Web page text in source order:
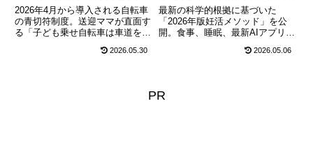
金
2026年4月から導入される自転車
の青切符制度。送迎ママが直面す
る「子ども乗せ自転車は車道を走
児同乗時の歩道走行の特例ルール
2026.05.30
新ルール
最新の科学的根拠に基づいた
「2026年版妊活メソッド」を公
開。食事、睡眠、最新AIアプリの
詳しく解説します。30代からの
します。
2026.05.06
PR